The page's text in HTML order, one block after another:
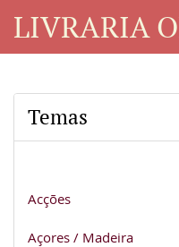
LIVRARIA
Temas
Acções
Açores / Madeira